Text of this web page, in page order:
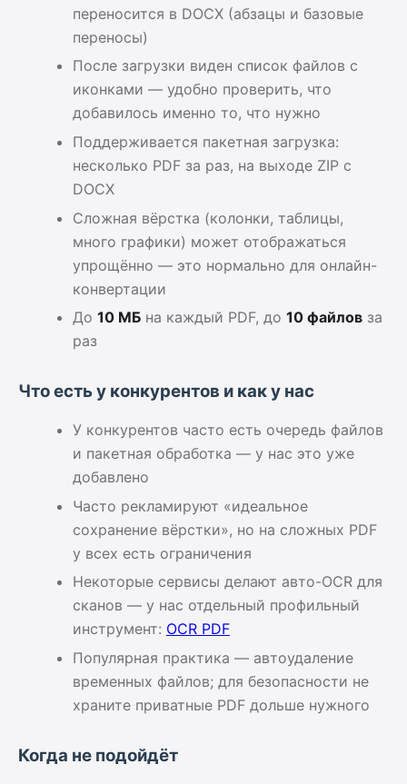
переносится в DOCX (абзацы и базовые
переносы)
После загрузки виден список файлов с
иконками — удобно проверить, что
добавилось именно то, что нужно
Поддерживается пакетная загрузка:
несколько PDF за раз, на выходе ZIP с
DOCX
Сложная вёрстка (колонки, таблицы,
много графики) может отображаться
упрощённо — это нормально для онлайн-
конвертации
До 10 МБ на каждый PDF, до 10 файлов за
раз
Что есть у конкурентов и как у нас
У конкурентов часто есть очередь файлов
и пакетная обработка — у нас это уже
добавлено
Часто рекламируют «идеальное
сохранение вёрстки», но на сложных PDF
у всех есть ограничения
Некоторые сервисы делают авто-OCR для
сканов — у нас отдельный профильный
инструмент: OCR PDF
Популярная практика — автоудаление
временных файлов; для безопасности не
храните приватные PDF дольше нужного
Когда не подойдёт